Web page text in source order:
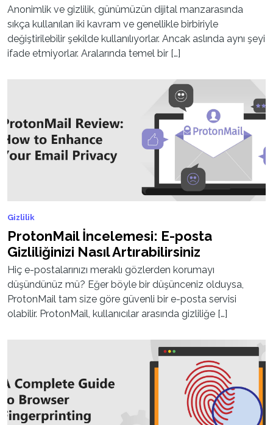
Anonimlik ve gizlilik, günümüzün dijital manzarasında
sıkça kullanılan iki kavram ve genellikle birbiriyle
değiştirilebilir şekilde kullanılıyorlar. Ancak aslında aynı şeyi
ifade etmiyorlar. Aralarında temel bir […]
Gizlilik
ProtonMail İncelemesi: E-posta
Gizliliğinizi Nasıl Artırabilirsiniz
Hiç e-postalarınızı meraklı gözlerden korumayı
düşündünüz mü? Eğer böyle bir düşünceniz olduysa,
ProtonMail tam size göre güvenli bir e-posta servisi
olabilir. ProtonMail, kullanıcılar arasında gizliliğe […]